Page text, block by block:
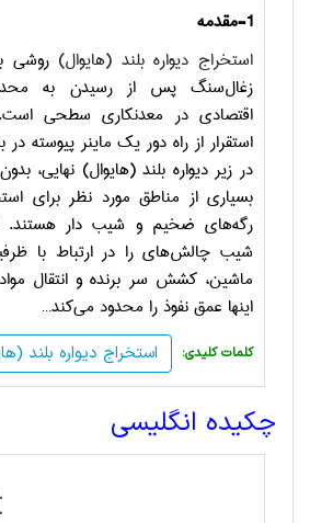
1-مقدمه
استخراج دیواره بلند (هایوال) روشی
زغالسنگ پس از رسیدن به
اقتصادی در معدنکاری سطحی
استقرار از راه دور یک ماینر پیوسته
در زیر دیواره بلند (هایوال) نهایی،
بسیاری از مناطق مورد نظر برای
رگه‌های ضخیم و شیب دار هستند.
شیب چالش‌های را در ارتباط با
ماشین، کشش سر برنده و انتقال
اینها عمق نفوذ را محدود می‌کند…
استخراج دیواره بلند :کلمات کلیدی
چکیده انگلیسی